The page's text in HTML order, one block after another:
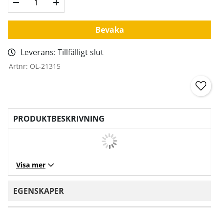
Bevaka
Leverans: Tillfälligt slut
Artnr: OL-21315
PRODUKTBESKRIVNING
Visa mer
EGENSKAPER